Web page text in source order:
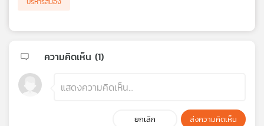
ความคิดเห็น (1)
ยกเลิก ส่งความคิดเห็น